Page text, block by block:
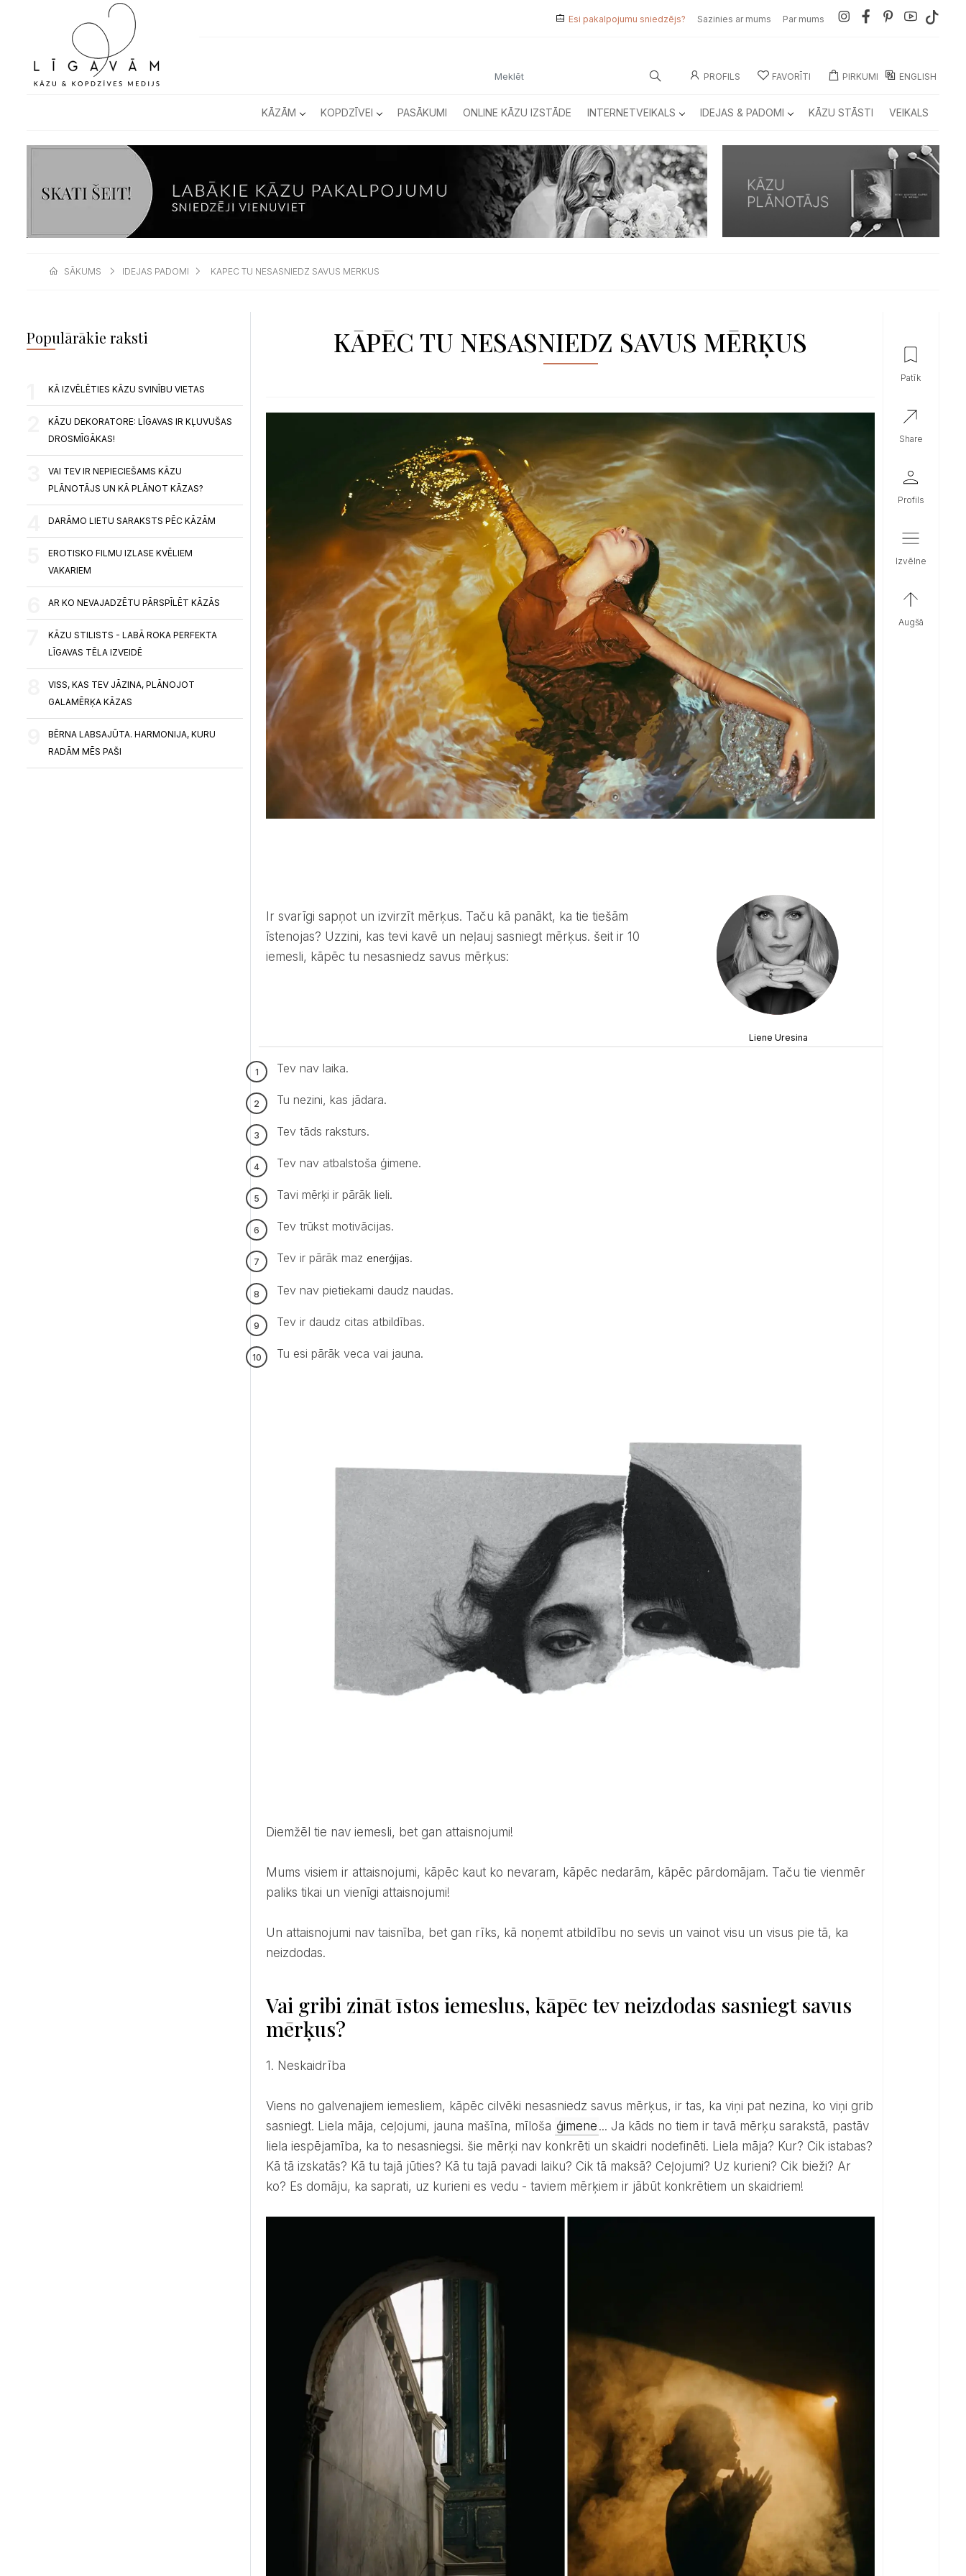
Esi pakalpojumu sniedzējs? Sazinies ar mums Par mums
PROFILS FAVORĪTI PIRKUMI ENGLISH
KĀZĀM KOPDZĪVEI PASĀKUMI ONLINE KĀZU IZSTĀDE INTERNETVEIKALS IDEJAS & PADOMI KĀZU STĀSTI VEIKALS
SĀKUMS IDEJAS PADOMI KAPEC TU NESASNIEDZ SAVUS MERKUS
Populārākie raksti
KĀ IZVĒLĒTIES KĀZU SVINĪBU VIETAS
KĀZU DEKORATORE: LĪGAVAS IR KĻUVUŠAS
DROSMĪGĀKAS!
VAI TEV IR NEPIECIEŠAMS KĀZU
PLĀNOTĀJS UN KĀ PLĀNOT KĀZAS?
DARĀMO LIETU SARAKSTS PĒC KĀZĀM
EROTISKO FILMU IZLASE KVĒLIEM
VAKARIEM
AR KO NEVAJADZĒTU PĀRSPĪLĒT KĀZĀS
KĀZU STILISTS - LABĀ ROKA PERFEKTA
LĪGAVAS TĒLA IZVEIDĒ
VISS, KAS TEV JĀZINA, PLĀNOJOT
GALAMĒRĶA KĀZAS
BĒRNA LABSAJŪTA. HARMONIJA, KURU
RADĀM MĒS PAŠI
KĀPĒC TU NESASNIEDZ SAVUS MĒRĶUS
īstenojas? Uzzini, kas tevi kavē un neļauj sasniegt mērķus. šeit ir 10
iemesli, kāpēc tu nesasniedz savus mērķus:
Liene Uresina
Tev nav laika.
Tu nezini, kas jādara.
Tev tāds raksturs.
Tev nav atbalstoša ģimene.
Tavi mērķi ir pārāk lieli.
Tev trūkst motivācijas.
Tev ir pārāk maz enerģijas.
Tev nav pietiekami daudz naudas.
Tev ir daudz citas atbildības.
Tu esi pārāk veca vai jauna.
Diemžēl tie nav iemesli, bet gan attaisnojumi!
Mums visiem ir attaisnojumi, kāpēc kaut ko nevaram, kāpēc nedarām, kāpēc pārdomājam. Taču tie vienmēr
paliks tikai un vienīgi attaisnojumi!
Un attaisnojumi nav taisnība, bet gan rīks, kā noņemt atbildību no sevis un vainot visu un visus pie tā, ka
neizdodas.
Vai gribi zināt īstos iemeslus, kāpēc tev neizdodas sasniegt savus
mērķus?
1. Neskaidrība
Viens no galvenajiem iemesliem, kāpēc cilvēki nesasniedz savus mērķus, ir tas, ka viņi pat nezina, ko viņi grib
sasniegt. Liela māja, ceļojumi, jauna mašīna, mīloša ģimene ... Ja kāds no tiem ir tavā mērķu sarakstā, pastāv
liela iespējamība, ka to nesasniegsi. šie mērķi nav konkrēti un skaidri nodefinēti. Liela māja? Kur? Cik istabas?
Kā tā izskatās? Kā tu tajā jūties? Kā tu tajā pavadi laiku? Cik tā maksā? Ceļojumi? Uz kurieni? Cik bieži? Ar
ko? Es domāju, ka saprati, uz kurieni es vedu - taviem mērķiem ir jābūt konkrētiem un skaidriem!
patīk
share
profils
izvēlne
augšā